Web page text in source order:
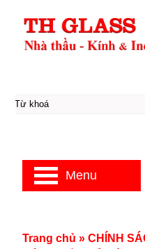
Trang chủ » CHÍNH
Menu